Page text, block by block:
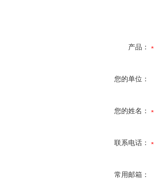
产品：
您的单位：
您的姓名：
联系电话：
常用邮箱：